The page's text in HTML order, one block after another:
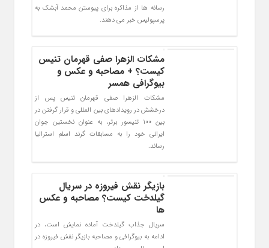
رسانه ها از مذاکره برای پیوستن محمد آبشک به
پرسپولیس خبر می دهند.
مشکات الزهرا صفی قهرمان تنیس
کیست؟ + مصاحبه و عکس و
بیوگرافی همسر
مشکات الزهرا صفی قهرمان تنیس پس از
درخشش در رویدادهای بین المللی و قرار گرفتن در
بین ۱۰۰ تنیسور برتر، به عنوان نخستین جوان
ایرانی خود را به مسابقات گرند اسلم استرالیا
رساند.
بازیگر نقش فیروزه در سریال
گیلدخت کیست؟ مصاحبه و عکس
ها
سریال جذاب گیلدخت آماده نمایش است، در
ادامه به بیوگرافی و مصاحبه بازیگر نقش فیروزه در